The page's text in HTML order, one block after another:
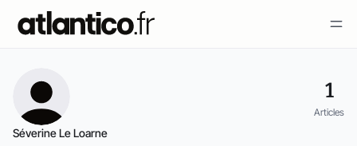
1
Articles
Séverine Le Loarne